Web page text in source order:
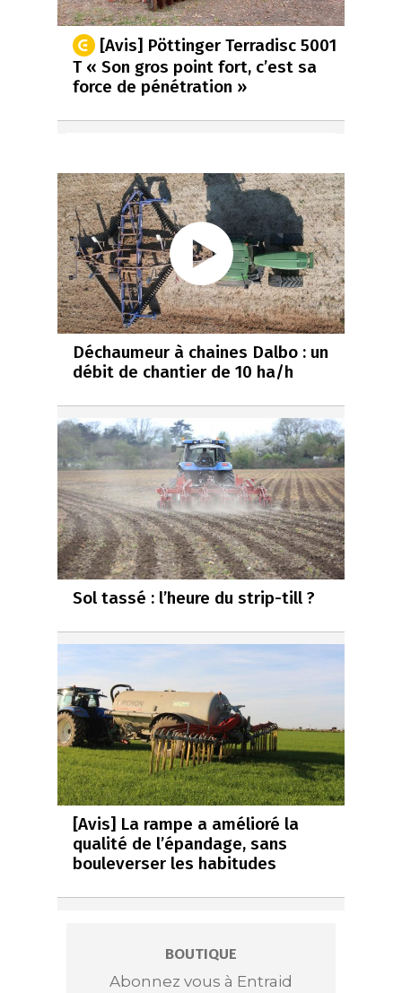
[Avis] Pöttinger Terradisc 5001
T « Son gros point fort, c’est sa
force de pénétration »
Déchaumeur à chaines Dalbo : un
débit de chantier de 10 ha/h
Sol tassé : l’heure du strip-till ?
[Avis] La rampe a amélioré la
qualité de l’épandage, sans
bouleverser les habitudes
BOUTIQUE
Abonnez vous à Entraid